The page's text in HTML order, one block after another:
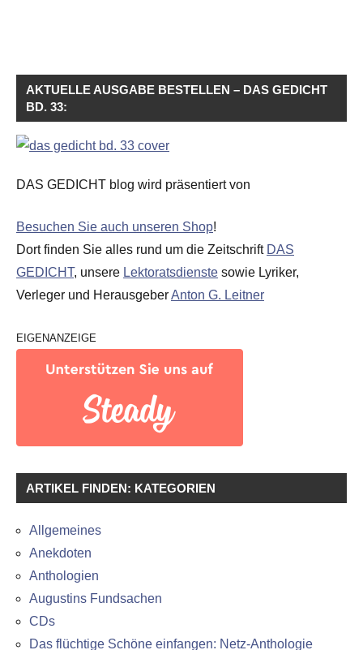
AKTUELLE AUSGABE BESTELLEN – DAS GEDICHT
BD. 33:
DAS GEDICHT blog wird präsentiert von
Besuchen Sie auch unseren Shop!
Dort finden Sie alles rund um die Zeitschrift DAS
GEDICHT, unsere Lektoratsdienste sowie Lyriker,
Verleger und HerausgeberAnton G. Leitner
EIGENANZEIGE
ARTIKEL FINDEN: KATEGORIEN
Allgemeines
Anekdoten
Anthologien
Augustins Fundsachen
CDs
Das flüchtige Schöne einfangen: Netz-Anthologie